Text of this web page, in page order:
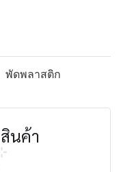
พัดพลาสติก
นค้า